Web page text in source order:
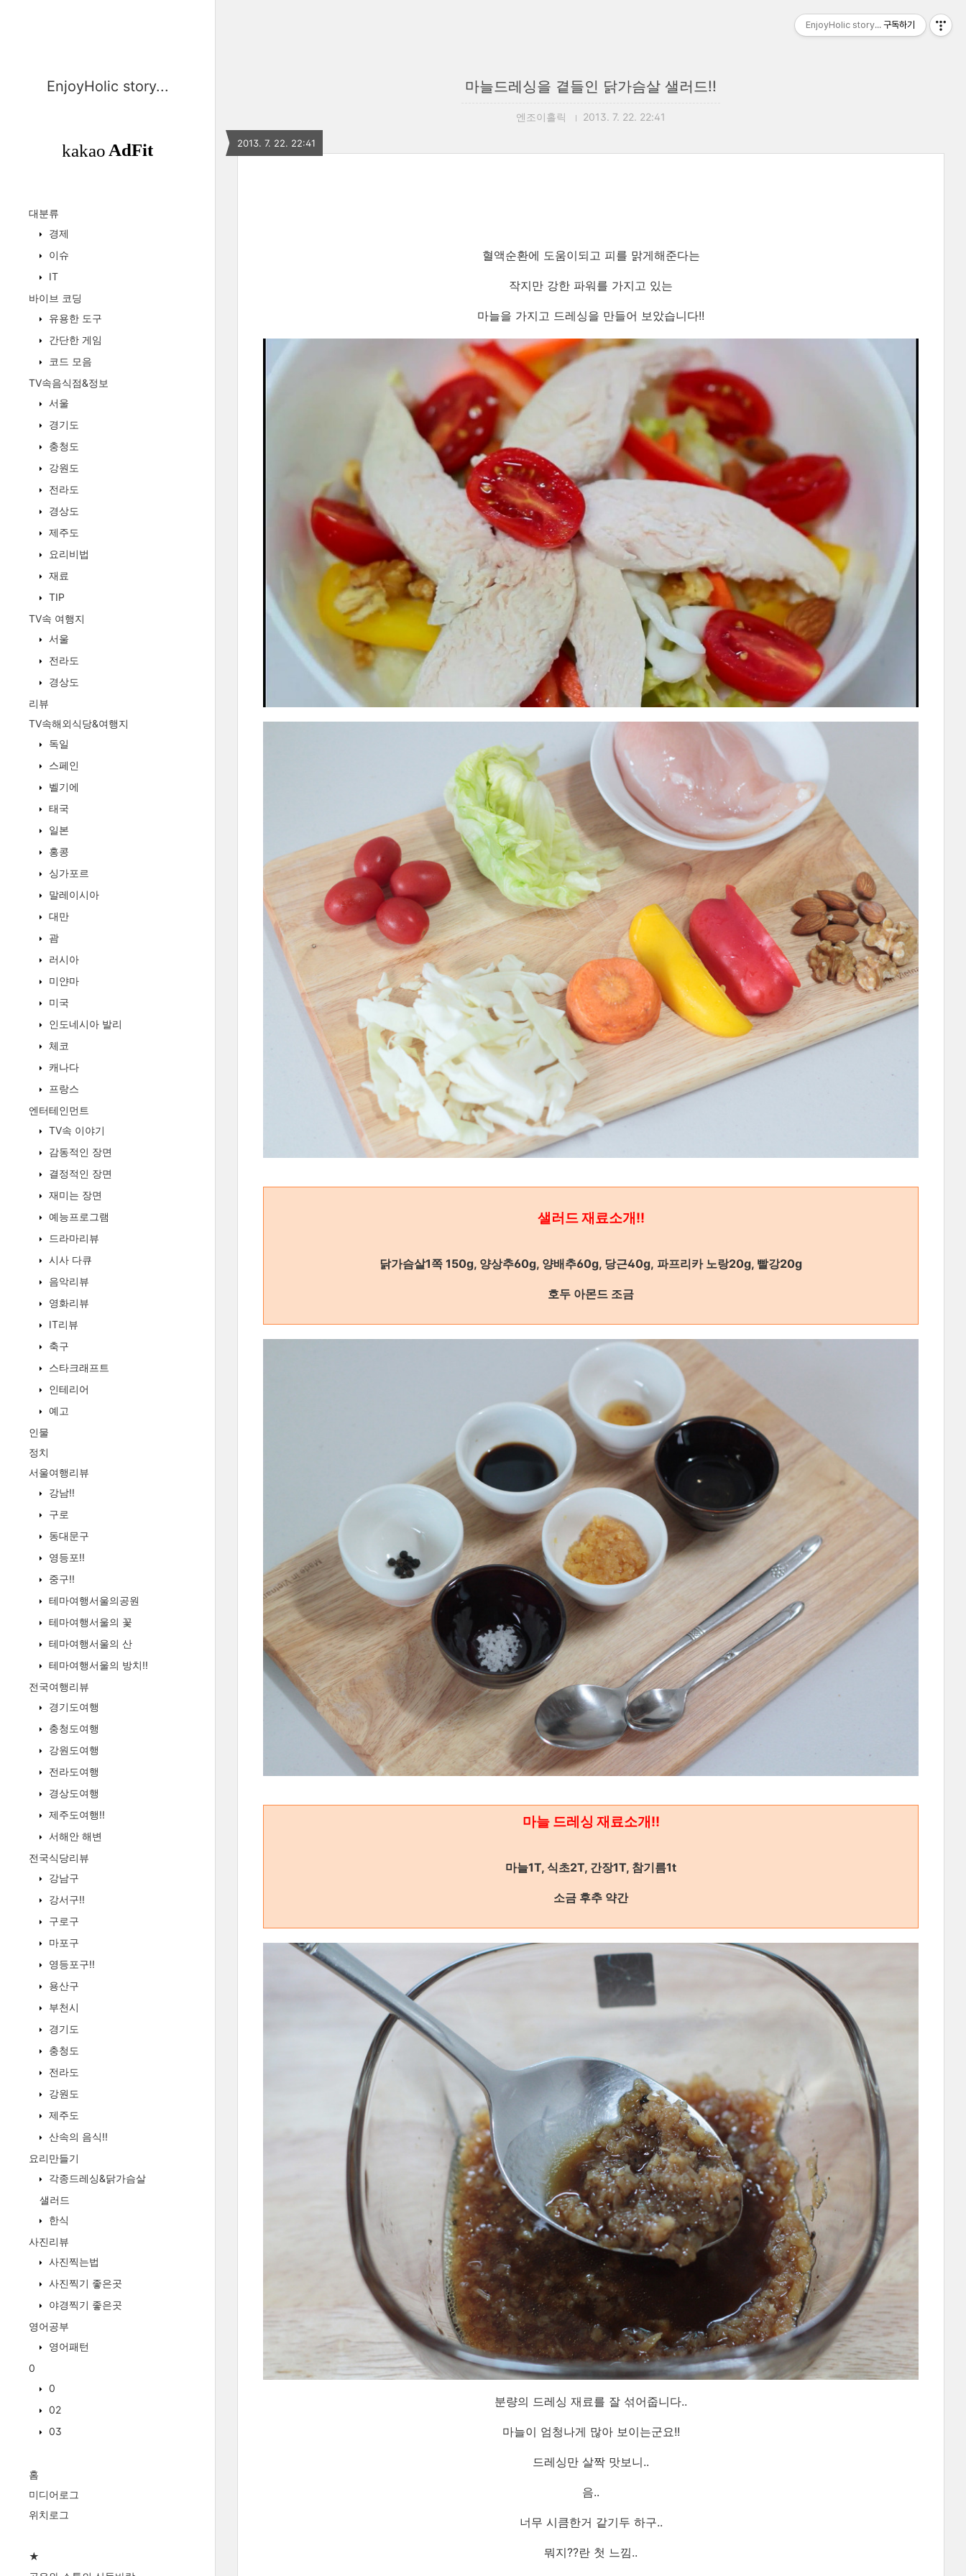
EnjoyHolic story...
대분류
경제
이슈
IT
바이브 코딩
유용한 도구
간단한 게임
코드 모음
TV속음식점&정보
서울
경기도
충청도
강원도
전라도
경상도
제주도
요리비법
재료
TIP
TV속 여행지
서울
전라도
경상도
리뷰
TV속해외식당&여행지
독일
스페인
벨기에
태국
일본
홍콩
싱가포르
말레이시아
대만
괌
러시아
미얀마
미국
인도네시아 발리
체코
캐나다
프랑스
엔터테인먼트
TV속 이야기
감동적인 장면
결정적인 장면
재미는 장면
예능프로그램
드라마리뷰
시사 다큐
음악리뷰
영화리뷰
IT리뷰
축구
스타크래프트
인테리어
예고
인물
정치
서울여행리뷰
강남!!
구로
동대문구
영등포!!
중구!!
테마여행서울의공원
테마여행서울의 꽃
테마여행서울의 산
테마여행서울의 방치!!
전국여행리뷰
경기도여행
충청도여행
강원도여행
전라도여행
경상도여행
제주도여행!!
서해안 해변
전국식당리뷰
강남구
강서구!!
구로구
마포구
영등포구!!
용산구
부천시
경기도
충청도
전라도
강원도
제주도
산속의 음식!!
요리만들기
각종드레싱&닭가슴살
샐러드
한식
사진리뷰
사진찍는법
사진찍기 좋은곳
야경찍기 좋은곳
영어공부
영어패턴
0
0
02
03
홈
미디어로그
위치로그
★
마늘드레싱을 곁들인 닭가슴살 샐러드!!
엔조이홀릭 2013. 7. 22. 22:41
2013. 7. 22. 22:41
혈액순환에 도움이되고 피를 맑게해준다는
작지만 강한 파워를 가지고 있는
마늘을 가지고 드레싱을 만들어 보았습니다!!
샐러드 재료소개!!
닭가슴살1쪽 150g, 양상추60g, 양배추60g, 당근40g, 파프리카 노랑20g, 빨강20g
호두 아몬드 조금
마늘 드레싱 재료소개!!
마늘1T, 식초2T, 간장1T, 참기름1t
소금 후추 약간
분량의 드레싱 재료를 잘 섞어줍니다..
마늘이 엄청나게 많아 보이는군요!!
드레싱만 살짝 맛보니..
음..
너무 시큼한거 같기두 하구..
뭐지??란 첫 느낌..
EnjoyHolic story... 구독하기